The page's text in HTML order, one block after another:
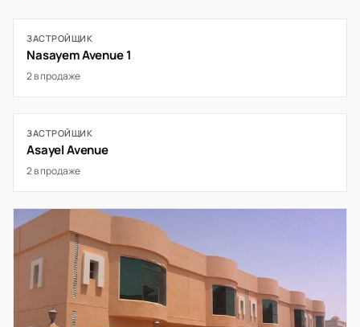
ЗАСТРОЙЩИК
Nasayem Avenue 1
2 в продаже
ЗАСТРОЙЩИК
Asayel Avenue
2 в продаже